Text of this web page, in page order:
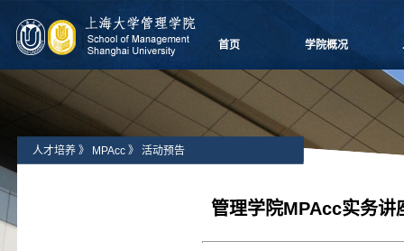
首页 学院概况
学院愿景
院长致辞
学院介绍
党群组织
学院制度
人才培养 》 MPAcc 》 活动预告
管理学院MPAcc实务讲